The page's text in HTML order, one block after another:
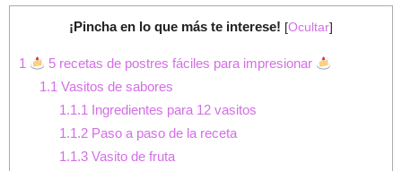
¡Pincha en lo que más te interese! [Ocultar]
1
5 recetas de postres fáciles para impresionar
1.1 Vasitos de sabores
1.1.1 Ingredientes para 12 vasitos
1.1.2 Paso a paso de la receta
1.1.3 Vasito de fruta